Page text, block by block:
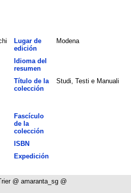
Lugar de
edición
Modena
Idioma del
resumen
Título de la
colección
Studi, Testi e Manuali
Fascículo
de la
colección
ISBN
Expedición
@ amaranta_sg @